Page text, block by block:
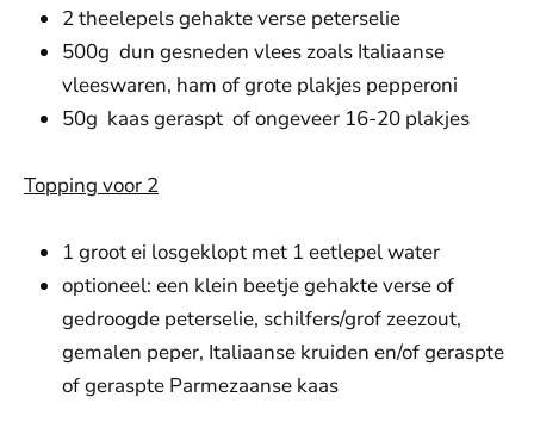
2 theelepels gehakte verse peterselie
500g dun gesneden vlees zoals Italiaanse
vleeswaren, ham of grote plakjes pepperoni
50g kaas geraspt of ongeveer 16-20 plakjes
Topping voor 2
1 groot ei losgeklopt met 1 eetlepel water
optioneel: een klein beetje gehakte verse of
gedroogde peterselie, schilfers/grof zeezout,
gemalen peper, Italiaanse kruiden en/of geraspte
of geraspte Parmezaanse kaas